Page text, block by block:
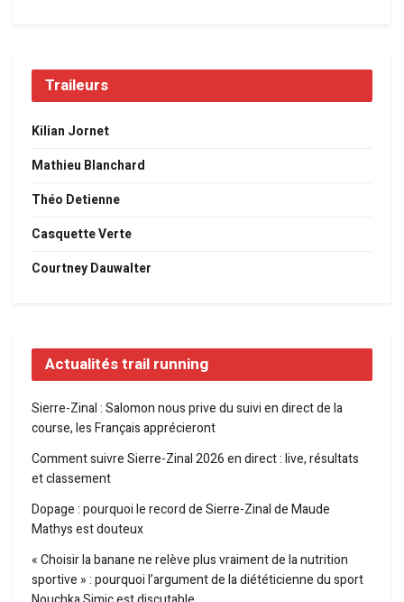
Traileurs
Kilian Jornet
Mathieu Blanchard
Théo Detienne
Casquette Verte
Courtney Dauwalter
Actualités trail running
Sierre-Zinal : Salomon nous prive du suivi en direct de la
course, les Français apprécieront
Comment suivre Sierre-Zinal 2026 en direct : live, résultats
et classement
Dopage : pourquoi le record de Sierre-Zinal de Maude
Mathys est douteux
« Choisir la banane ne relève plus vraiment de la nutrition
sportive » : pourquoi l’argument de la diététicienne du sport